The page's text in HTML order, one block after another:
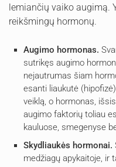
lemiančių vaiko augimą.
reikšmingų hormonų.
Augimo hormonas.
sutrikęs augimo
nejautrumas šiam
esanti liaukutė
veiklą, o hormonas,
augimo faktorių toliau
kauluose, smegenyse
Skydliaukės hormonai.
medžiagų apykaitoje, ir